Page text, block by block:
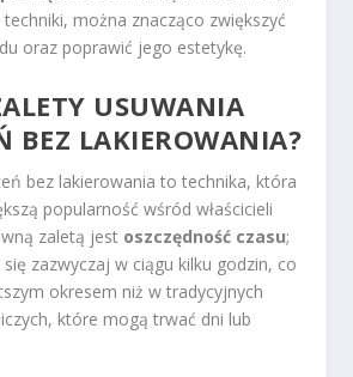
można znacząco zwiększyć
oraz poprawić jego estetykę.
USUWANIA
BEZ LAKIEROWANIA?
bez lakierowania to technika, która
popularność wśród właścicieli
zaletą jest oszczędność czasu;
zazwyczaj w ciągu kilku godzin, co
okresem niż w tradycyjnych
które mogą trwać dni lub